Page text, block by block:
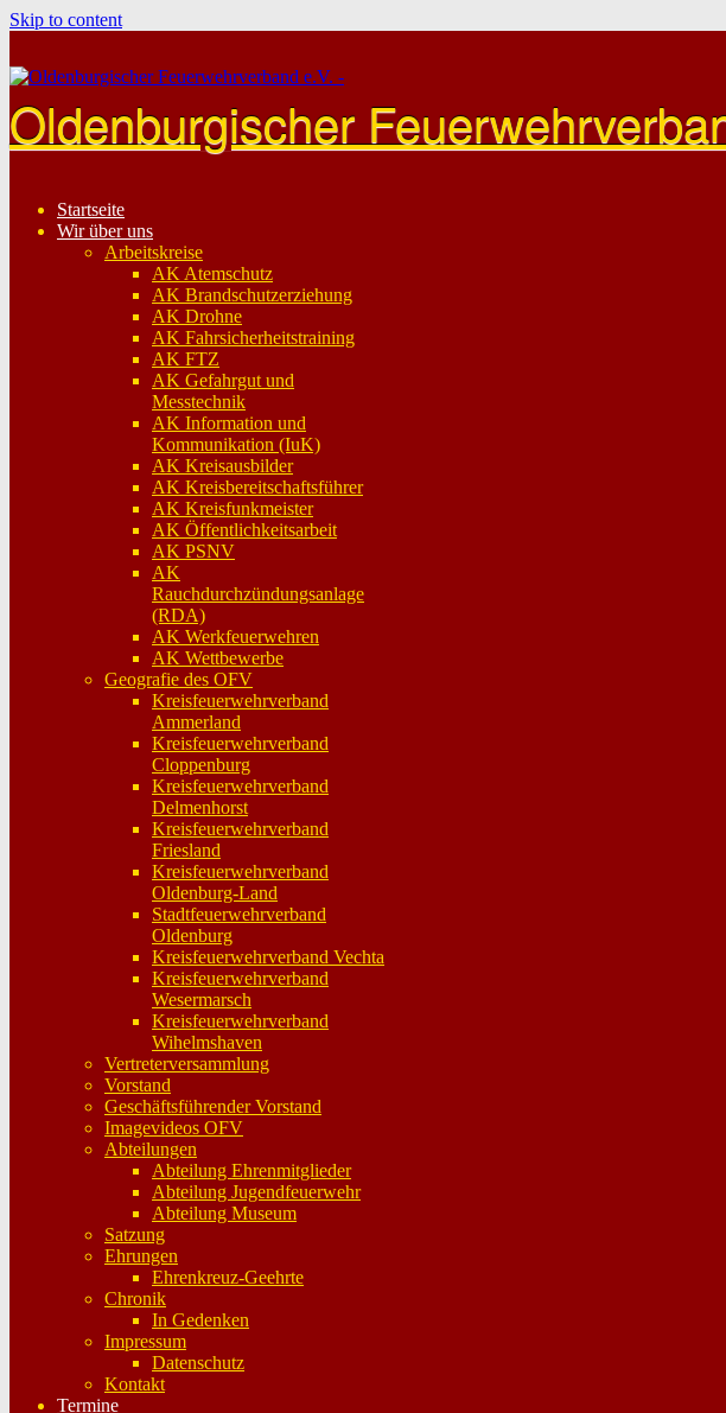
Skip to content
Oldenburgischer
Startseite
Wir über uns
Arbeitskreise
AK Atemschutz
AK Brandschutzerziehung
AK Drohne
AK Fahrsicherheitstraining
AK FTZ
AK Gefahrgut und
Messtechnik
AK Information und
Kommunikation (IuK)
AK Kreisausbilder
AK Kreisbereitschaftsführer
AK Kreisfunkmeister
AK Öffentlichkeitsarbeit
AK PSNV
AK
Rauchdurchzündungsanlage
(RDA)
AK Werkfeuerwehren
AK Wettbewerbe
Geografie des OFV
Kreisfeuerwehrverband
Ammerland
Kreisfeuerwehrverband
Cloppenburg
Kreisfeuerwehrverband
Delmenhorst
Kreisfeuerwehrverband
Friesland
Kreisfeuerwehrverband
Oldenburg-Land
Stadtfeuerwehrverband
Oldenburg
Kreisfeuerwehrverband Vechta
Kreisfeuerwehrverband
Wesermarsch
Kreisfeuerwehrverband
Wihelmshaven
Vertreterversammlung
Vorstand
Geschäftsführender Vorstand
Imagevideos OFV
Abteilungen
Abteilung Ehrenmitglieder
Abteilung Jugendfeuerwehr
Abteilung Museum
Satzung
Ehrungen
Ehrenkreuz-Geehrte
Chronik
In Gedenken
Impressum
Datenschutz
Kontakt
Termine